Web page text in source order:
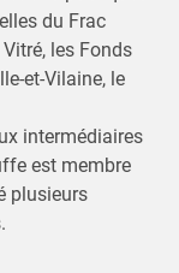
du Frac
les Fonds
et-Vilaine, le
intermédiaires
est membre
plusieurs